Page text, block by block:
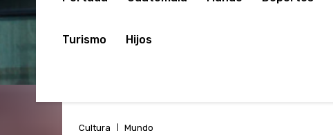
Turismo Hijos
Cultura Mundo